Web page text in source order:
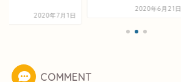
2020年7月1日
2020年6月21日
COMMENT